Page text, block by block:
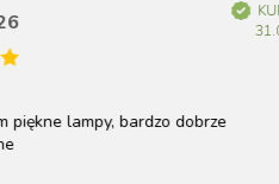
lampy, bardzo dobrze